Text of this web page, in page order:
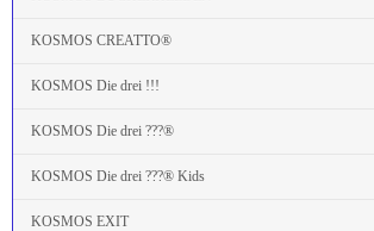
KOSMOS CREATTO®
KOSMOS Die drei !!!
KOSMOS Die drei ???®
KOSMOS Die drei ???® Kids
KOSMOS EXIT